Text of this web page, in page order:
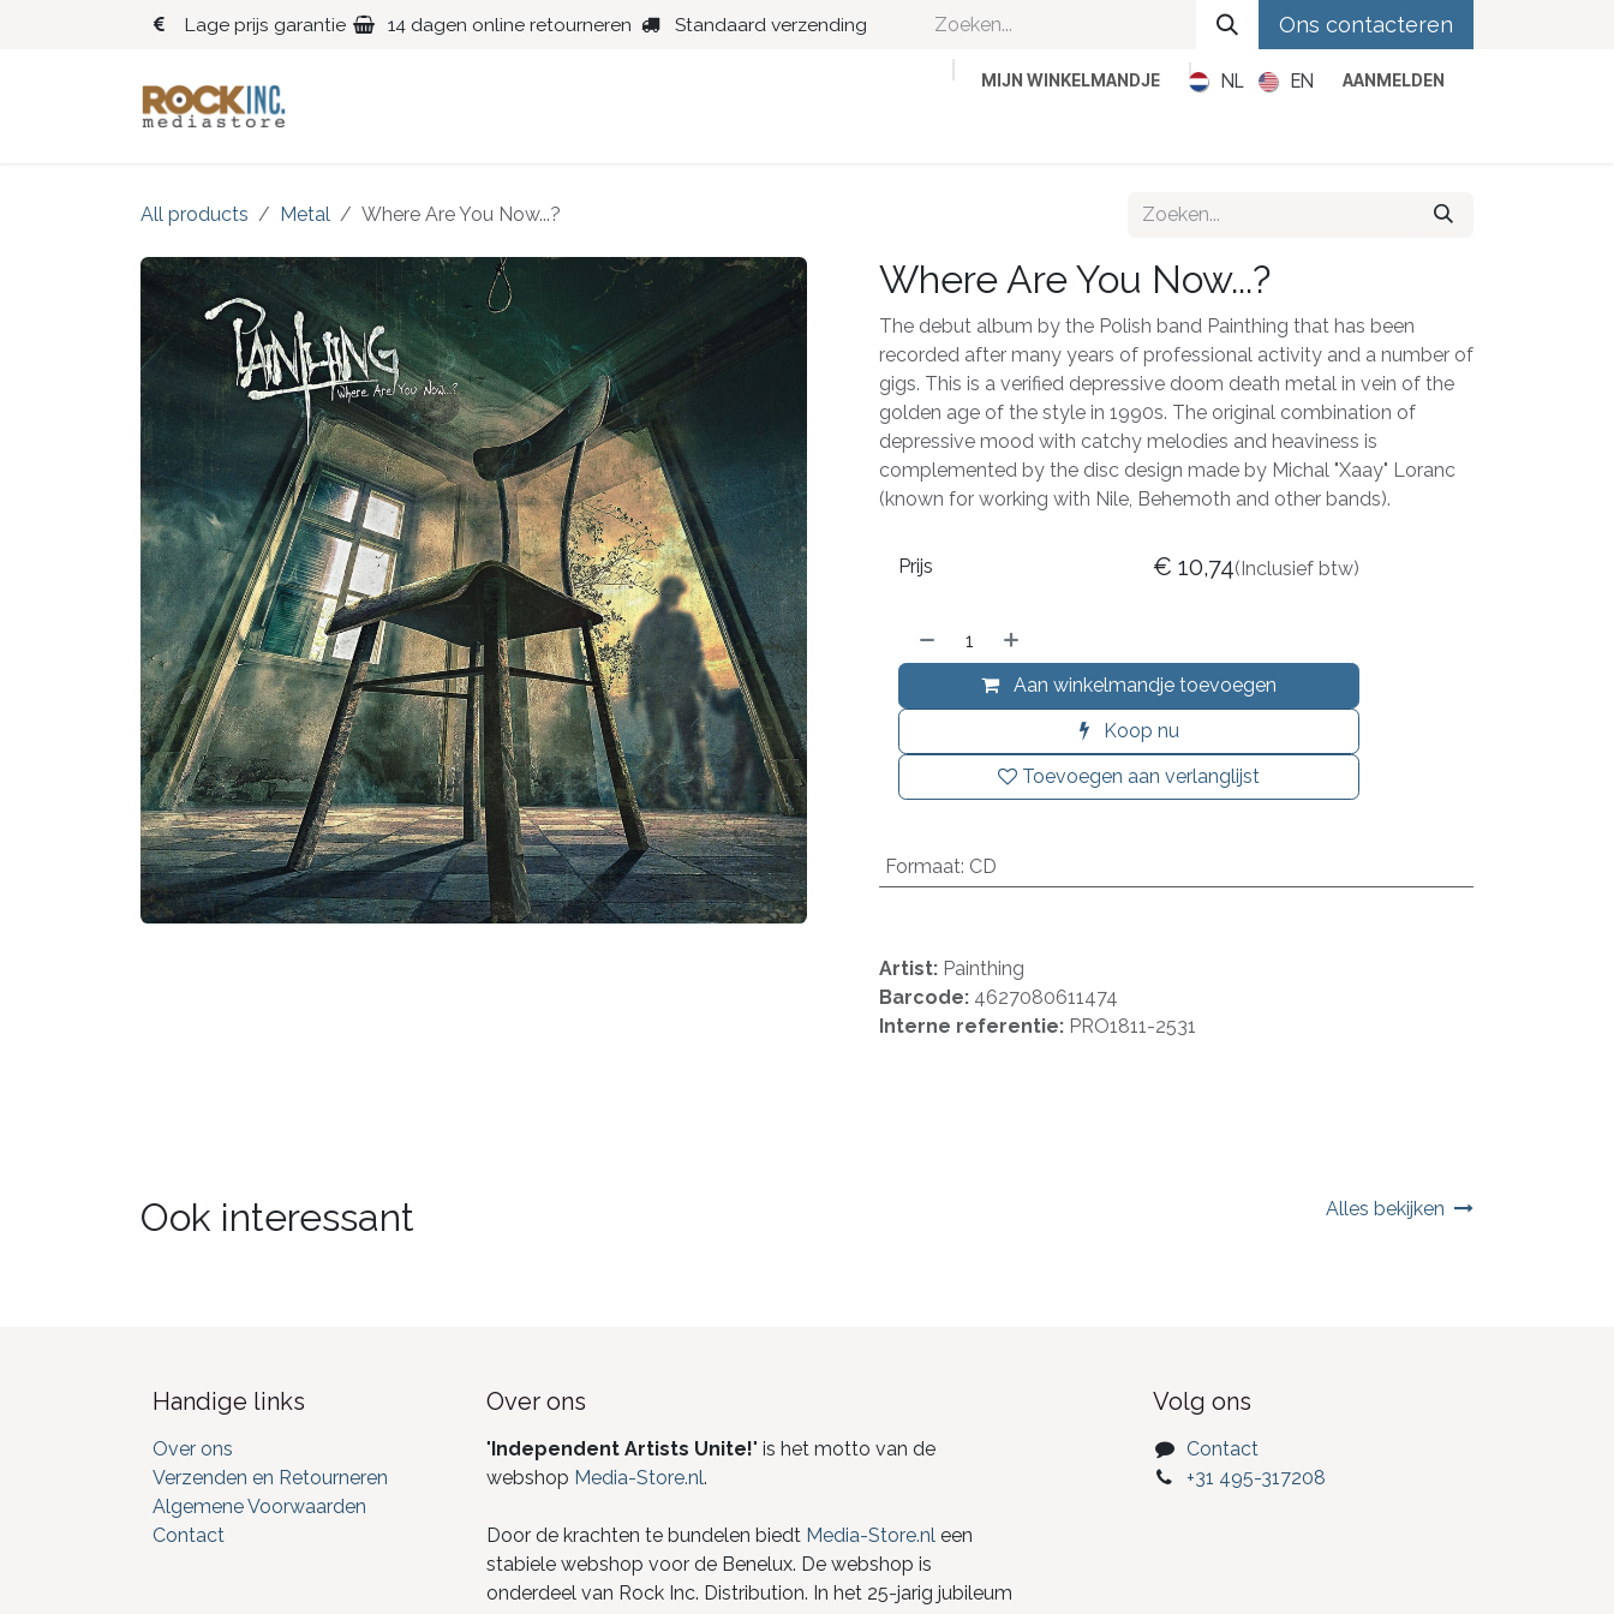
Overslaan naar inhoud
Lage prijs garantie 14 dagen online retourneren Standaard verzending Ons contacteren
MIJN WINKELMANDJE NL EN AANMELDEN
All products Metal Where Are You Now...?
Where Are You Now...?
The debut album by the Polish band Painthing that has been
recorded after many years of professional activity and a number of
gigs. This is a verified depressive doom death metal in vein of the
golden age of the style in 1990s. The original combination of
depressive mood with catchy melodies and heaviness is
complemented by the disc design made by Michal "Xaay" Loranc
(known for working with Nile, Behemoth and other bands).
Aan winkelmandje toevoegen
Koop nu
Toevoegen aan verlanglijst
Prijs € 10,74(Inclusief btw)
Formaat: CD
Artist: Painthing
Barcode: 4627080611474
Interne referentie: PRO1811-2531
Ook interessant Alles bekijken
Handige links
Over ons
Verzenden en Retourneren
Algemene Voorwaarden
Contact
Over ons
"Independent Artists Unite!" is het motto van de
webshop Media-Store.nl.
Door de krachten te bundelen biedt Media-Store.nleen
stabiele webshop voor de Benelux. De webshop is
onderdeel van Rock Inc. Distribution. In het 25-jarig jubileum
Volg ons
Contact
+31 495-317208